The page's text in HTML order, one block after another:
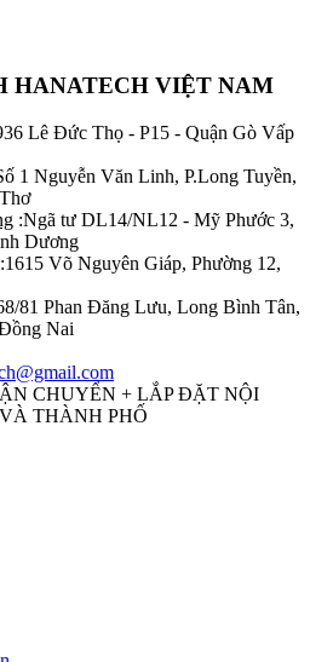
HANATECH VIỆT NAM
Lê Đức Thọ - P15 - Quận Gò Vấp
1 Nguyễn Văn Linh, P.Long Tuyền,
:Ngã tư DL14/NL12 - Mỹ Phước 3,
Dương
:1615 Võ Nguyên Giáp, Phường 12,
81 Phan Đăng Lưu, Long Bình Tân,
Nai
CHUYỂN + LẮP ĐẶT NỘI
THÀNH PHỐ